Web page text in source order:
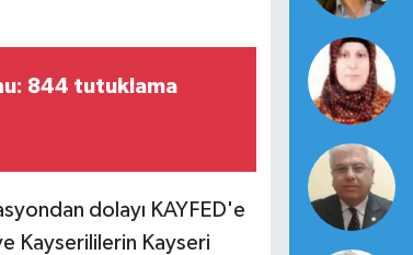
844 tutuklama
dolayı KAYFED'e
Kayserililerin Kayseri